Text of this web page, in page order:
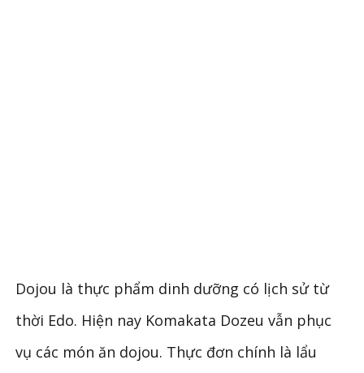
Dojou là thực phẩm dinh dưỡng có lịch sử từ
thời Edo. Hiện nay Komakata Dozeu vẫn phục
vụ các món ăn dojou. Thực đơn chính là lẩu